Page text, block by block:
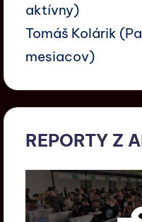
aktívny)
Tomáš Kolárik
mesiacov)
REPORTY Z